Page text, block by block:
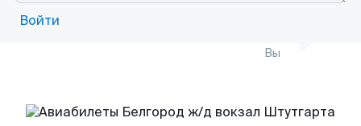
Войти
Вы